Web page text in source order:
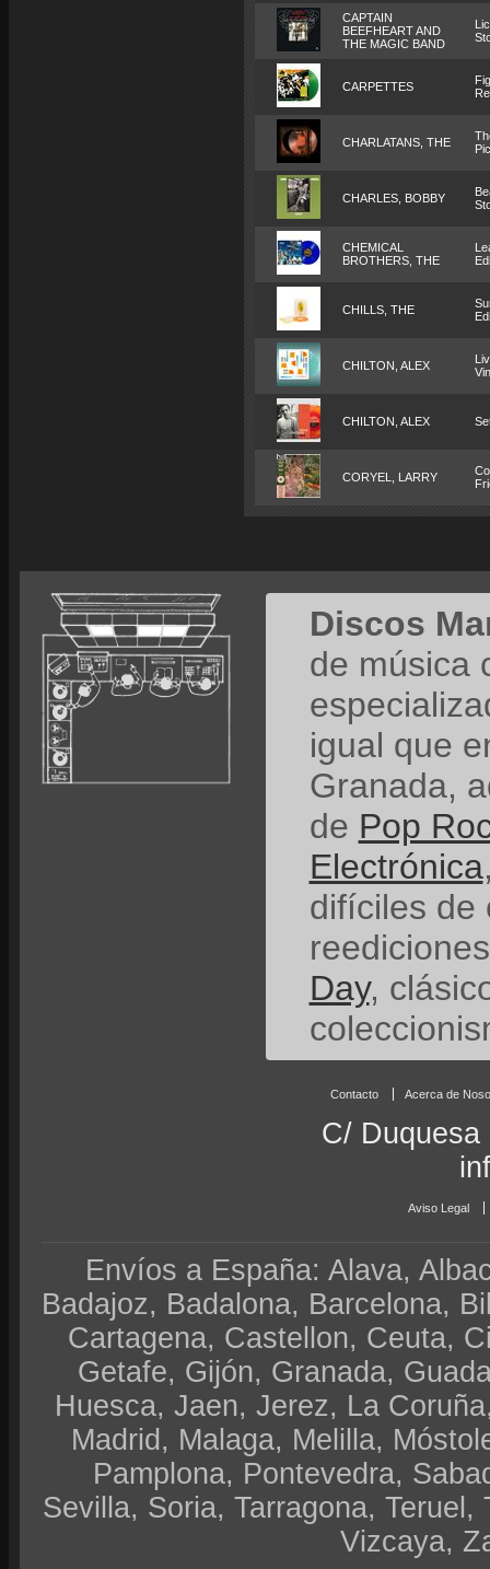
CAPTAIN
BEEFHEART AND
THE MAGIC BAND
CARPETTES
CHARLATANS, THE
CHARLES, BOBBY
CHEMICAL
BROTHERS, THE
CHILLS, THE
CHILTON, ALEX
CHILTON, ALEX
CORYEL, LARRY
Discos
de música
igual que
Granada,
de Pop
Electrónica
difíciles de
Day,
Contacto Acerca de
C/ Duquesa
Aviso Legal
Envíos a España: Alava,
Badajoz, Badalona, Barcelona,
Cartagena, Castellon, Ceuta,
Getafe, Gijón, Granada,
Huesca, Jaen, Jerez, La
Madrid, Malaga, Melilla,
Pamplona, Pontevedra,
Sevilla, Soria, Tarragona,
Vizcaya,